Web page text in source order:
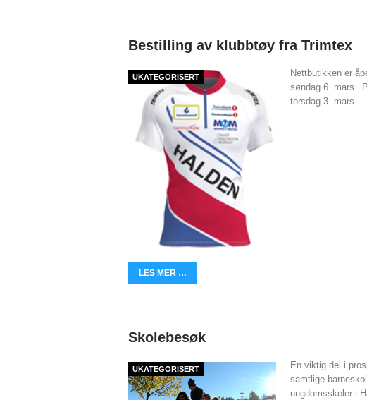
Bestilling av klubbtøy fra Trimtex
UKATEGORISERT
Nettbutikken er
søndag 6. mars.
torsdag 3. mars.
LES MER …
Skolebesøk
UKATEGORISERT
En viktig del i
samtlige
ungdomsskoler i